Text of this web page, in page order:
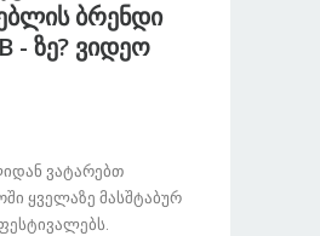
Ბრენდი
- Ზე? Ვიდეო
Ვატარებთ
Ყველაზე Მასშტაბურ